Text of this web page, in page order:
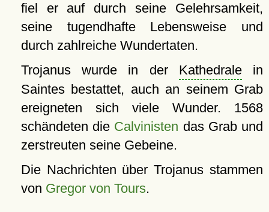
fiel er auf durch seine Gelehrsamkeit,
seine tugendhafte Lebensweise und
durch zahlreiche Wundertaten.
Trojanus wurde in der Kathedralein
Saintes bestattet, auch an seinem Grab
ereigneten sich viele Wunder. 1568
schändeten die Calvinisten das Grab und
zerstreuten seine Gebeine.
Die Nachrichten über Trojanus stammen
von Gregor von Tours.